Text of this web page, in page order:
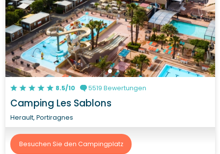
8.5/10 5519 Bewertungen
Camping Les Sablons
Herault, Portiragnes
Besuchen Sie den Campingplatz